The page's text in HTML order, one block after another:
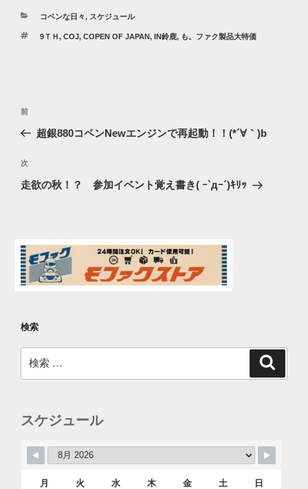
カ
ゴ
コペンな日々, スケジュール
タ
9ＴＨ, COJ, COPEN OF JAPAN, IN鈴鹿, も。ファク製品大特価
投
ナ
ビ
ゲ
ン
過
去
投
稿
前
超銀880コペンNewエンジンで再起動！！(*´∀｀)b
次
の
次
走欲の秋！？ 参加イベント覚え書き( ｰ`дｰ´)ｷﾘｯ
検索
索:
スケジュール
月 火 水 木 金 土 日